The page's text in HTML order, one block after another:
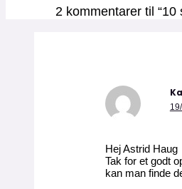
2 kommentarer til “10
Hej Astrid Haug
Tak for et godt
kan man finde